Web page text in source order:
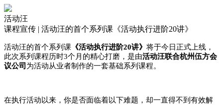
活动汪
课程宣传 | 活动汪的首个系列课《活动执行进阶20讲》
活动汪的首个系列课 《活动执行进阶20讲》 将于今日正式上线，
此次系列课程历时3个月的精心打磨，是由活动汪联合杭州伍方会
议公司 为活动从业者制作的一套基础系列课程。
在执行活动以来，你是否面临着以下难题，却一直得不到有效解